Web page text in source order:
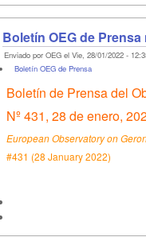
Boletín OEG de Prensa
Enviado por OEG el Vie, 28/01/2022 -
Boletín OEG de Prensa
Boletín de Prensa del
Nº 431, 28 de enero,
European Observatory on
#431 (28 January 2022)